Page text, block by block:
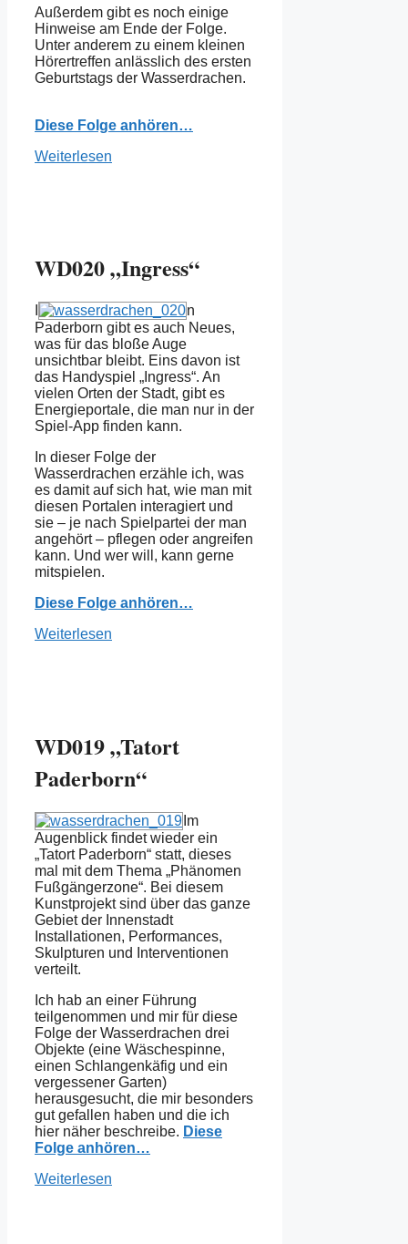
Außerdem gibt es noch einige
Hinweise am Ende der Folge.
Unter anderem zu einem kleinen
Hörertreffen anlässlich des ersten
Geburtstags der Wasserdrachen.
Diese Folge anhören…
Weiterlesen
WD020 „Ingress“
n
Paderborn gibt es auch Neues,
was für das bloße Auge
unsichtbar bleibt. Eins davon ist
das Handyspiel „Ingress“. An
vielen Orten der Stadt, gibt es
Energieportale, die man nur in der
Spiel-App finden kann.
In dieser Folge der
Wasserdrachen erzähle ich, was
es damit auf sich hat, wie man mit
diesen Portalen interagiert und
sie – je nach Spielpartei der man
angehört – pflegen oder angreifen
kann. Und wer will, kann gerne
mitspielen.
Diese Folge anhören…
Weiterlesen
WD019 „Tatort
Paderborn“
Im
Augenblick findet wieder ein
„Tatort Paderborn“ statt, dieses
mal mit dem Thema „Phänomen
Fußgängerzone“. Bei diesem
Kunstprojekt sind über das ganze
Gebiet der Innenstadt
Installationen, Performances,
Skulpturen und Interventionen
verteilt.
Ich hab an einer Führung
teilgenommen und mir für diese
Folge der Wasserdrachen drei
Objekte (eine Wäschespinne,
einen Schlangenkäfig und ein
vergessener Garten)
herausgesucht, die mir besonders
gut gefallen haben und die ich
hier näher beschreibe. Diese
Folge anhören…
Weiterlesen